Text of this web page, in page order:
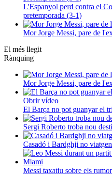
L'Espanyol perd contra el
pretemporada (3-1)
Mor Jorge Messi, pare de
El més llegit
Rànquing
Mor Jorge Messi, pare de
Obrir vídeo
El Barça no pot guanyar el
Sergi Roberto troba nou
Casadó i Bardghji no
Messi taxatiu sobre els